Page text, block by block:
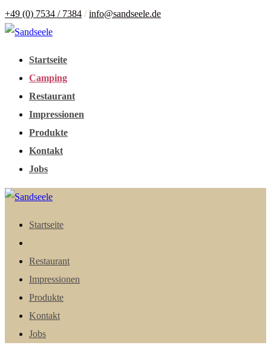
+49 (0) 7534 / 7384 / info@sandseele.de
Startseite
Camping
Restaurant
Impressionen
Produkte
Kontakt
Jobs
Startseite
Restaurant
Impressionen
Produkte
Kontakt
Jobs